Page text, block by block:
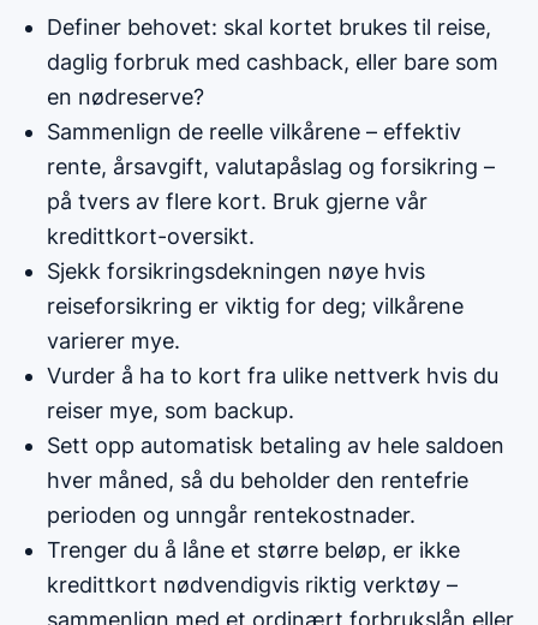
Definer behovet: skal kortet brukes til reise,
daglig forbruk med cashback, eller bare som
en nødreserve?
Sammenlign de reelle vilkårene – effektiv
rente, årsavgift, valutapåslag og forsikring –
på tvers av flere kort. Bruk gjerne vår
kredittkort-oversikt.
Sjekk forsikringsdekningen nøye hvis
reiseforsikring er viktig for deg; vilkårene
varierer mye.
Vurder å ha to kort fra ulike nettverk hvis du
reiser mye, som backup.
Sett opp automatisk betaling av hele saldoen
hver måned, så du beholder den rentefrie
perioden og unngår rentekostnader.
Trenger du å låne et større beløp, er ikke
kredittkort nødvendigvis riktig verktøy –
sammenlign med et ordinært forbrukslån eller